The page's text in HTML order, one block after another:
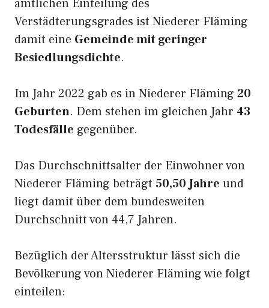
amtlichen Einteilung des
Verstädterungsgrades ist Niederer Fläming
damit eine Gemeinde mit geringer
Besiedlungsdichte.
Im Jahr 2022 gab es in Niederer Fläming 20
Geburten. Dem stehen im gleichen Jahr 43
Todesfälle gegenüber.
Das Durchschnittsalter der Einwohner von
Niederer Fläming beträgt 50,50 Jahre und
liegt damit über dem bundesweiten
Durchschnitt von 44,7 Jahren.
Bezüglich der Altersstruktur lässt sich die
Bevölkerung von Niederer Fläming wie folgt
einteilen: